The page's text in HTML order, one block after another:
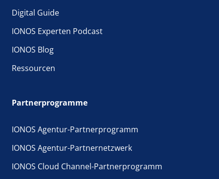
Digital Guide
IONOS Experten Podcast
IONOS Blog
Ressourcen
Partnerprogramme
IONOS Agentur-Partnerprogramm
IONOS Agentur-Partnernetzwerk
IONOS Cloud Channel-Partnerprogramm